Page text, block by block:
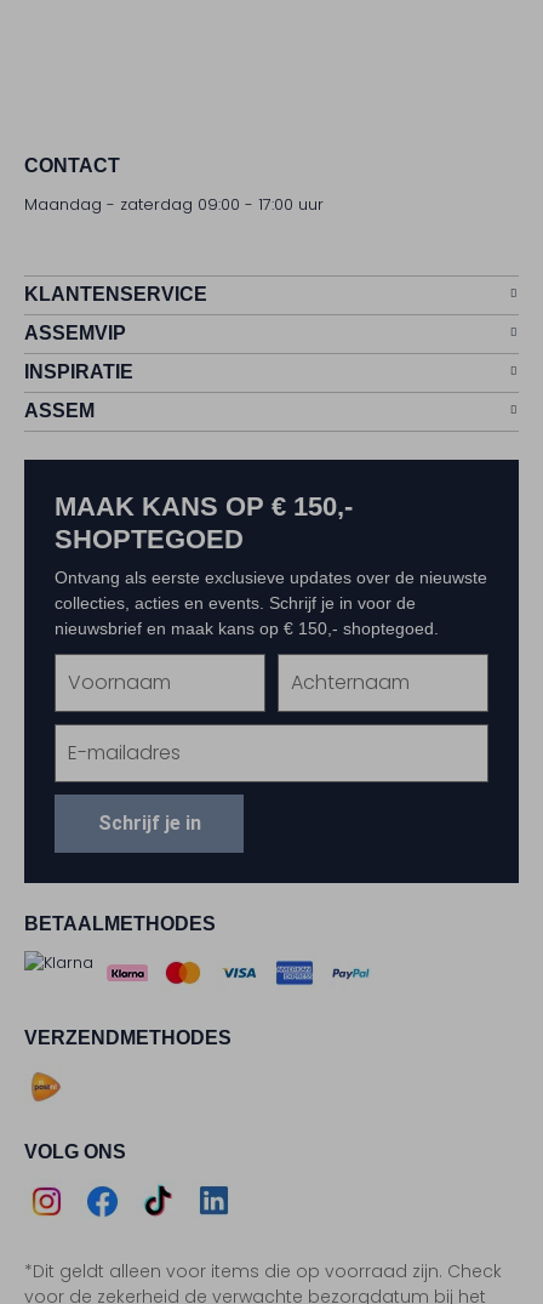
CONTACT
Maandag - zaterdag 09:00 - 17:00 uur
KLANTENSERVICE
ASSEMVIP
INSPIRATIE
ASSEM
BETAALMETHODES
VERZENDMETHODES
VOLG ONS
Instagram
Facebook
TikTokLinkedIn
*Dit geldt alleen voor items die op voorraad zijn. Check
voor de zekerheid de verwachte bezorgdatum bij het
MAAK KANS OP € 150,-
SHOPTEGOED
Ontvang als eerste exclusieve updates over de nieuwste
collecties, acties en events. Schrijf je in voor de
nieuwsbrief en maak kans op € 150,- shoptegoed.
Schrijf je in